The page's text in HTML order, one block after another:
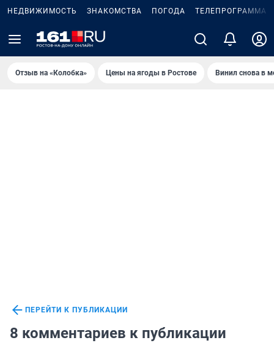
НЕДВИЖИМОСТЬ ЗНАКОМСТВА ПОГОДА ТЕЛЕПРОГРАММА
Отзыв на «Колобка» Цены на ягоды в Ростове Винил снова в
ПЕРЕЙТИ К ПУБЛИКАЦИИ
8 комментариев к публикации